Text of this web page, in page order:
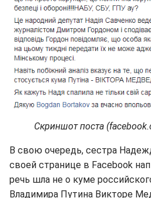
Скриншот поста
В свою очередь, сестра
своей странице в Facebook
речь шла не о куме
Владимира Путина Викторе